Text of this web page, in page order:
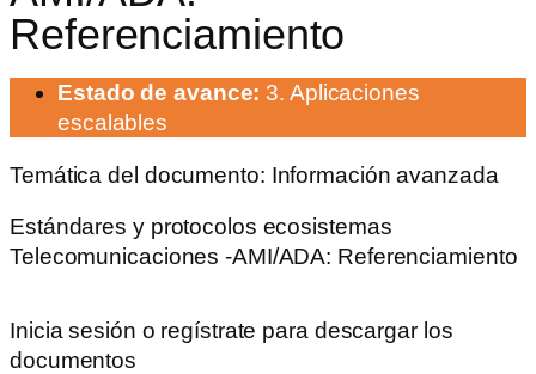
Referenciamiento
Estado de avance: 3. Aplicaciones
escalables
Temática del documento: Información avanzada
Estándares y protocolos ecosistemas
Telecomunicaciones -AMI/ADA: Referenciamiento
Inicia sesión o regístrate para descargar los
documentos